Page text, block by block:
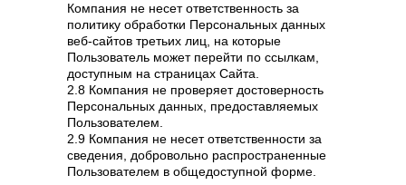
Компания не несет ответственность за
политику обработки Персональных данных
веб-сайтов третьих лиц, на которые
Пользователь может перейти по ссылкам,
доступным на страницах Сайта.
2.8 Компания не проверяет достоверность
Персональных данных, предоставляемых
Пользователем.
2.9 Компания не несет ответственности за
сведения, добровольно распространенные
Пользователем в общедоступной форме.